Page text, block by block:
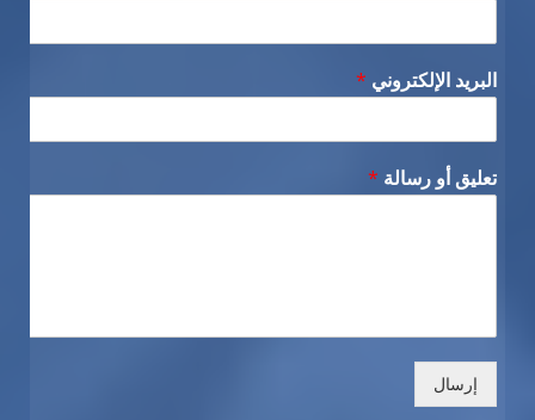
البريد الإلكتروني *
تعليق أو رسالة *
إرسال